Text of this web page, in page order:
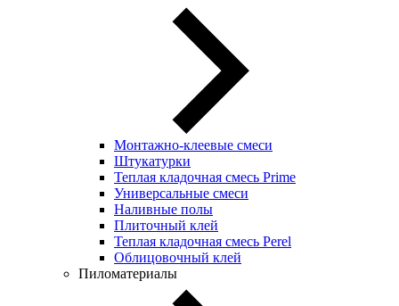
Монтажно-клеевые смеси
Штукатурки
Теплая кладочная смесь Prime
Универсальные смеси
Наливные полы
Плиточный клей
Теплая кладочная смесь Perel
Облицовочный клей
Пиломатериалы